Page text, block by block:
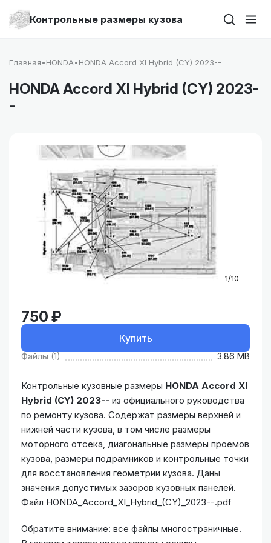
Контрольные размеры кузова
Главная•HONDA•HONDA Accord XI Hybrid (CY) 2023--
HONDA Accord XI Hybrid (CY) 2023-
-
1/10
750 ₽
Купить
Файлы (1) 3.86 MB
Контрольные кузовные размеры HONDA Accord XI
Hybrid (CY) 2023-- из официального руководства
по ремонту кузова. Содержат размеры верхней и
нижней части кузова, в том числе размеры
моторного отсека, диагональные размеры проемов
кузова, размеры подрамников и контрольные точки
для восстановления геометрии кузова. Даны
значения допустимых зазоров кузовных панелей.
Файл HONDA_Accord_XI_Hybrid_(CY)_2023--.pdf
Обратите внимание: все файлы многостраничные.